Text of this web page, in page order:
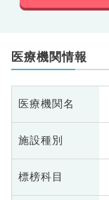
医療機関情報
医療機関名
施設種別
標榜科目